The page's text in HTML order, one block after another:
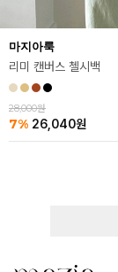
마지아룩
리미 캔버스 첼시백
28,000원
7% 26,040원